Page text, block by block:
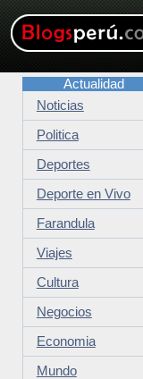
Actualidad
Noticias
Politica
Deportes
Deporte en Vivo
Farandula
Viajes
Cultura
Negocios
Economia
Mundo